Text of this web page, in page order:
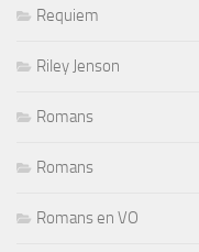
Requiem
Riley Jenson
Romans
Romans
Romans en VO